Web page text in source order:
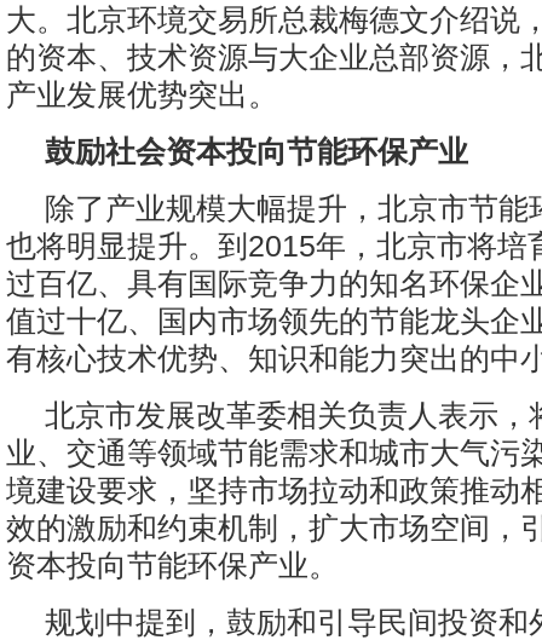
大。北京环境交易所总裁梅德文介绍说
的资本、技术资源与大企业总部资源，
产业发展优势突出。
鼓励社会资本投向节能环保产业
除了产业规模大幅提升，北京市节能
也将明显提升。到2015年，北京市将培
过百亿、具有国际竞争力的知名环保企
值过十亿、国内市场领先的节能龙头企
有核心技术优势、知识和能力突出的中
北京市发展改革委相关负责人表示，
业、交通等领域节能需求和城市大气污
境建设要求，坚持市场拉动和政策推动
效的激励和约束机制，扩大市场空间，
资本投向节能环保产业。
规划中提到，鼓励和引导民间投资和